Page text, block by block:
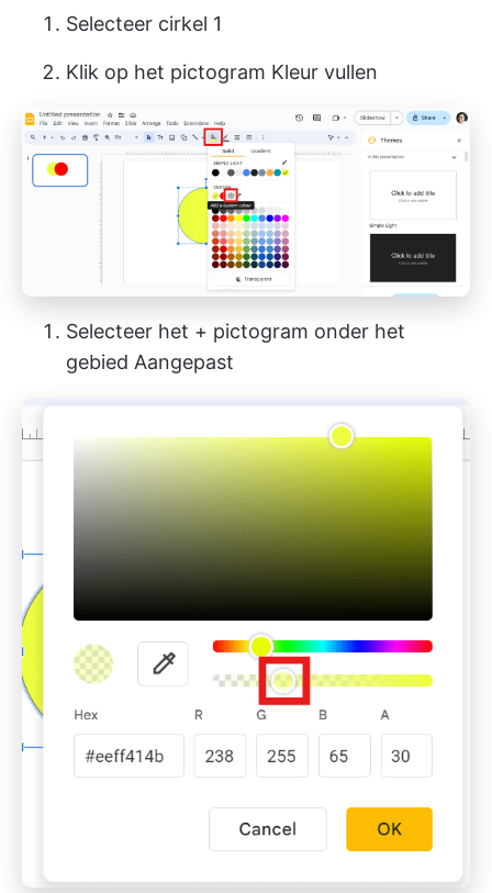
Selecteer cirkel 1
Klik op het pictogram Kleur vullen
Selecteer het + pictogram onder het
gebied Aangepast